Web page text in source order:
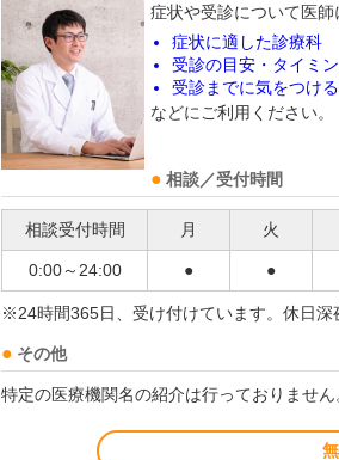
症状や受診について医師
症状に適した診療科
受診の目安・タイミ
受診までに気をつけ
などにご利用ください。
相談／受付時間
相談受付時間 月 火
0:00～24:00 ● ●
※24時間365日、受け付けています。休日深
その他
特定の医療機関名の紹介は行っておりません